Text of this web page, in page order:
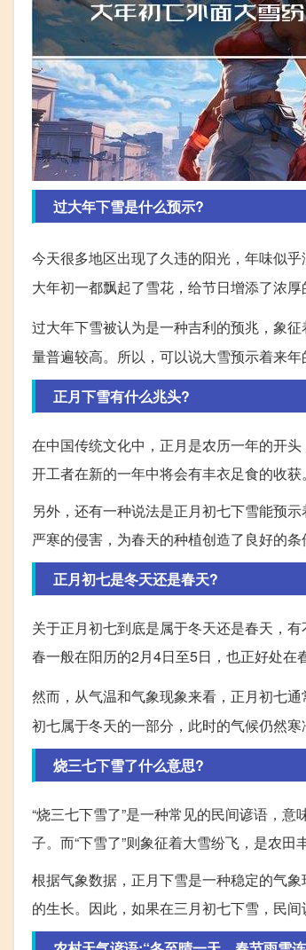
过大年下雪是什么预示?
今天很多地区出现了久违的阳光，年味似
大年初一都飘起了雪花，给节日增添了浓厚
过大年下雪被认为是一种吉利的预兆，象
量普遍较高。所以，可以说大雪预示着来年
正月下雪有什么兆头?
在中国传统文化中，正月是农历一年的开
开工者在新的一年中将会有丰衣足食的收获。
另外，还有一种说法是正月初七下雪能预
严寒的侵害，为春天的种植创造了良好的
正月初七是冬天还是春天?
关于正月初七到底是属于冬天还是春天，
春一般在阳历的2月4日至5日，也正好处在
然而，从气温和气象现象来看，正月初七
初七属于冬天的一部分，此时的气候仍然寒
烧三七下雪了什么意思?
“烧三七下雪了”是一种常见的民间谚语，
子。而“下雪了”则象征着大雪纷飞，是农田
根据气象数据，正月下雪是一种稳定的气
的生长。因此，如果在三月初七下雪，民